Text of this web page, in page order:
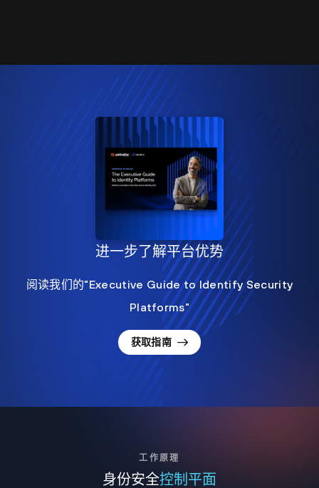
进一步了解平台优势
阅读我们的"Executive Guide to Identify Security
Platforms"
获取指南
工作原理
身份安全控制平面